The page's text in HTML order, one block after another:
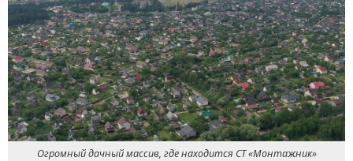
Огромный дачный массив, где находится СТ «Монтажник»